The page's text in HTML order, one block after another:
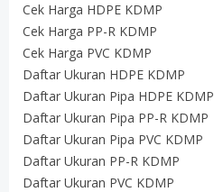
Cek Harga HDPE KDMP
Cek Harga PP-R KDMP
Cek Harga PVC KDMP
Daftar Ukuran HDPE KDMP
Daftar Ukuran Pipa HDPE KDMP
Daftar Ukuran Pipa PP-R KDMP
Daftar Ukuran Pipa PVC KDMP
Daftar Ukuran PP-R KDMP
Daftar Ukuran PVC KDMP